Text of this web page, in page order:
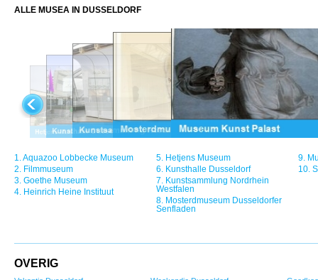
ALLE MUSEA IN DUSSELDORF
1.Aquazoo Lobbecke Museum
2. Filmmuseum
3. Goethe Museum
4. Heinrich Heine Instituut
5. Hetjens Museum
6. Kunsthalle Dusseldorf
7. Kunstsammlung Nordrhein
Westfalen
8. Mosterdmuseum Dusseldorfer
Senfladen
9.
10.
OVERIG